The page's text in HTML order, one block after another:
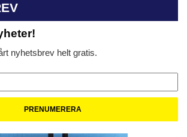
nyhetsbrev helt gratis.